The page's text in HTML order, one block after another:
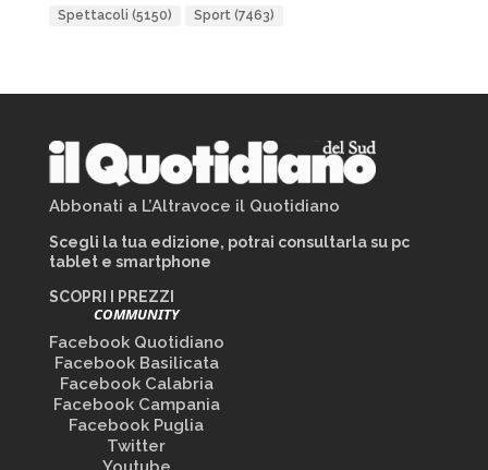
Spettacoli (5150) Sport(7463)
Abbonati a L’Altravoce il Quotidiano
Scegli la tua edizione, potrai consultarla su pc
tablet e smartphone
SCOPRI I PREZZI
COMMUNITY
Facebook Quotidiano
Facebook Basilicata
Facebook Calabria
Facebook Campania
Facebook Puglia
Twitter